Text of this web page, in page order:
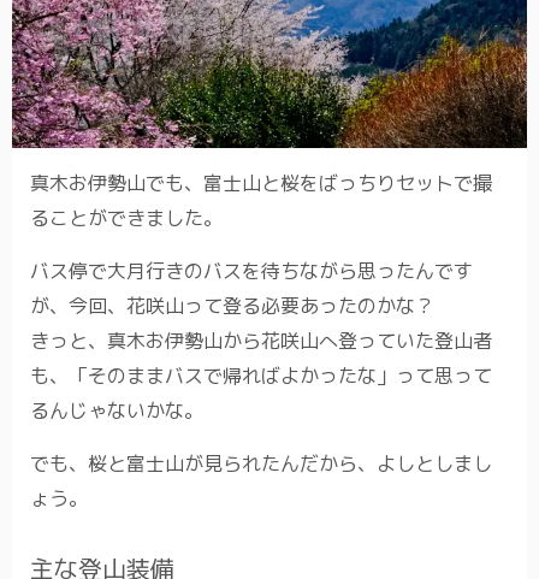
真木お伊勢山でも、富士山と桜をばっちりセットで撮
ることができました。
バス停で大月行きのバスを待ちながら思ったんです
が、今回、花咲山って登る必要あったのかな？
きっと、真木お伊勢山から花咲山へ登っていた登山者
も、「そのままバスで帰ればよかったな」って思って
るんじゃないかな。
でも、桜と富士山が見られたんだから、よしとしまし
ょう。
主な登山装備